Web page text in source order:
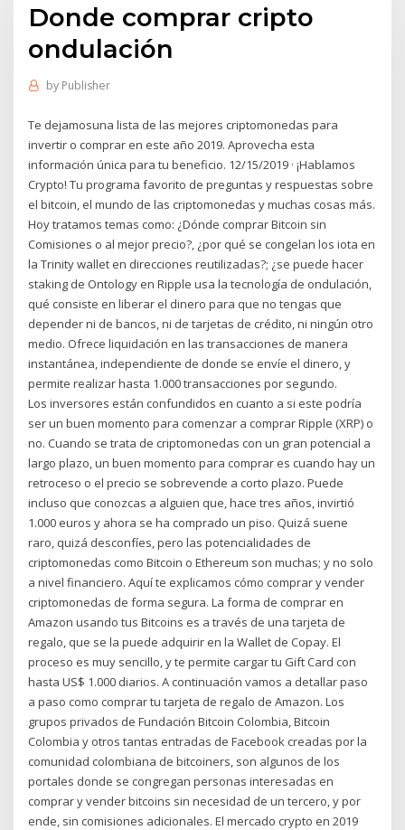
Donde comprar cripto
ondulación
by Publisher
Te dejamosuna lista de las mejores criptomonedas para
invertir o comprar en este año 2019. Aprovecha esta
información única para tu beneficio. 12/15/2019 · ¡Hablamos
Crypto! Tu programa favorito de preguntas y respuestas sobre
el bitcoin, el mundo de las criptomonedas y muchas cosas más.
Hoy tratamos temas como: ¿Dónde comprar Bitcoin sin
Comisiones o al mejor precio?, ¿por qué se congelan los iota en
la Trinity wallet en direcciones reutilizadas?; ¿se puede hacer
staking de Ontology en Ripple usa la tecnología de ondulación,
qué consiste en liberar el dinero para que no tengas que
depender ni de bancos, ni de tarjetas de crédito, ni ningún otro
medio. Ofrece liquidación en las transacciones de manera
instantánea, independiente de donde se envíe el dinero, y
permite realizar hasta 1.000 transacciones por segundo.
Los inversores están confundidos en cuanto a si este podría
ser un buen momento para comenzar a comprar Ripple (XRP) o
no. Cuando se trata de criptomonedas con un gran potencial a
largo plazo, un buen momento para comprar es cuando hay un
retroceso o el precio se sobrevende a corto plazo. Puede
incluso que conozcas a alguien que, hace tres años, invirtió
1.000 euros y ahora se ha comprado un piso. Quizá suene
raro, quizá desconfíes, pero las potencialidades de
criptomonedas como Bitcoin o Ethereum son muchas; y no solo
a nivel financiero. Aquí te explicamos cómo comprar y vender
criptomonedas de forma segura. La forma de comprar en
Amazon usando tus Bitcoins es a través de una tarjeta de
regalo, que se la puede adquirir en la Wallet de Copay. El
proceso es muy sencillo, y te permite cargar tu Gift Card con
hasta US$ 1.000 diarios. A continuación vamos a detallar paso
a paso como comprar tu tarjeta de regalo de Amazon. Los
grupos privados de Fundación Bitcoin Colombia, Bitcoin
Colombia y otros tantas entradas de Facebook creadas por la
comunidad colombiana de bitcoiners, son algunos de los
portales donde se congregan personas interesadas en
comprar y vender bitcoins sin necesidad de un tercero, y por
ende, sin comisiones adicionales. El mercado crypto en 2019